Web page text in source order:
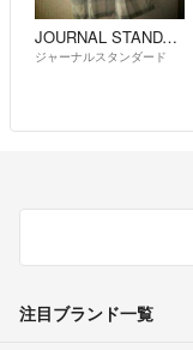
JOURNAL STANDARD
ジャーナルスタンダード
注目ブランド一覧